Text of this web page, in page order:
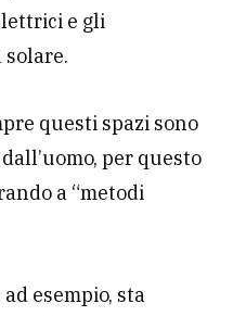
e gli
solare.
questi spazi sono
per questo
a “metodi
ad esempio, sta